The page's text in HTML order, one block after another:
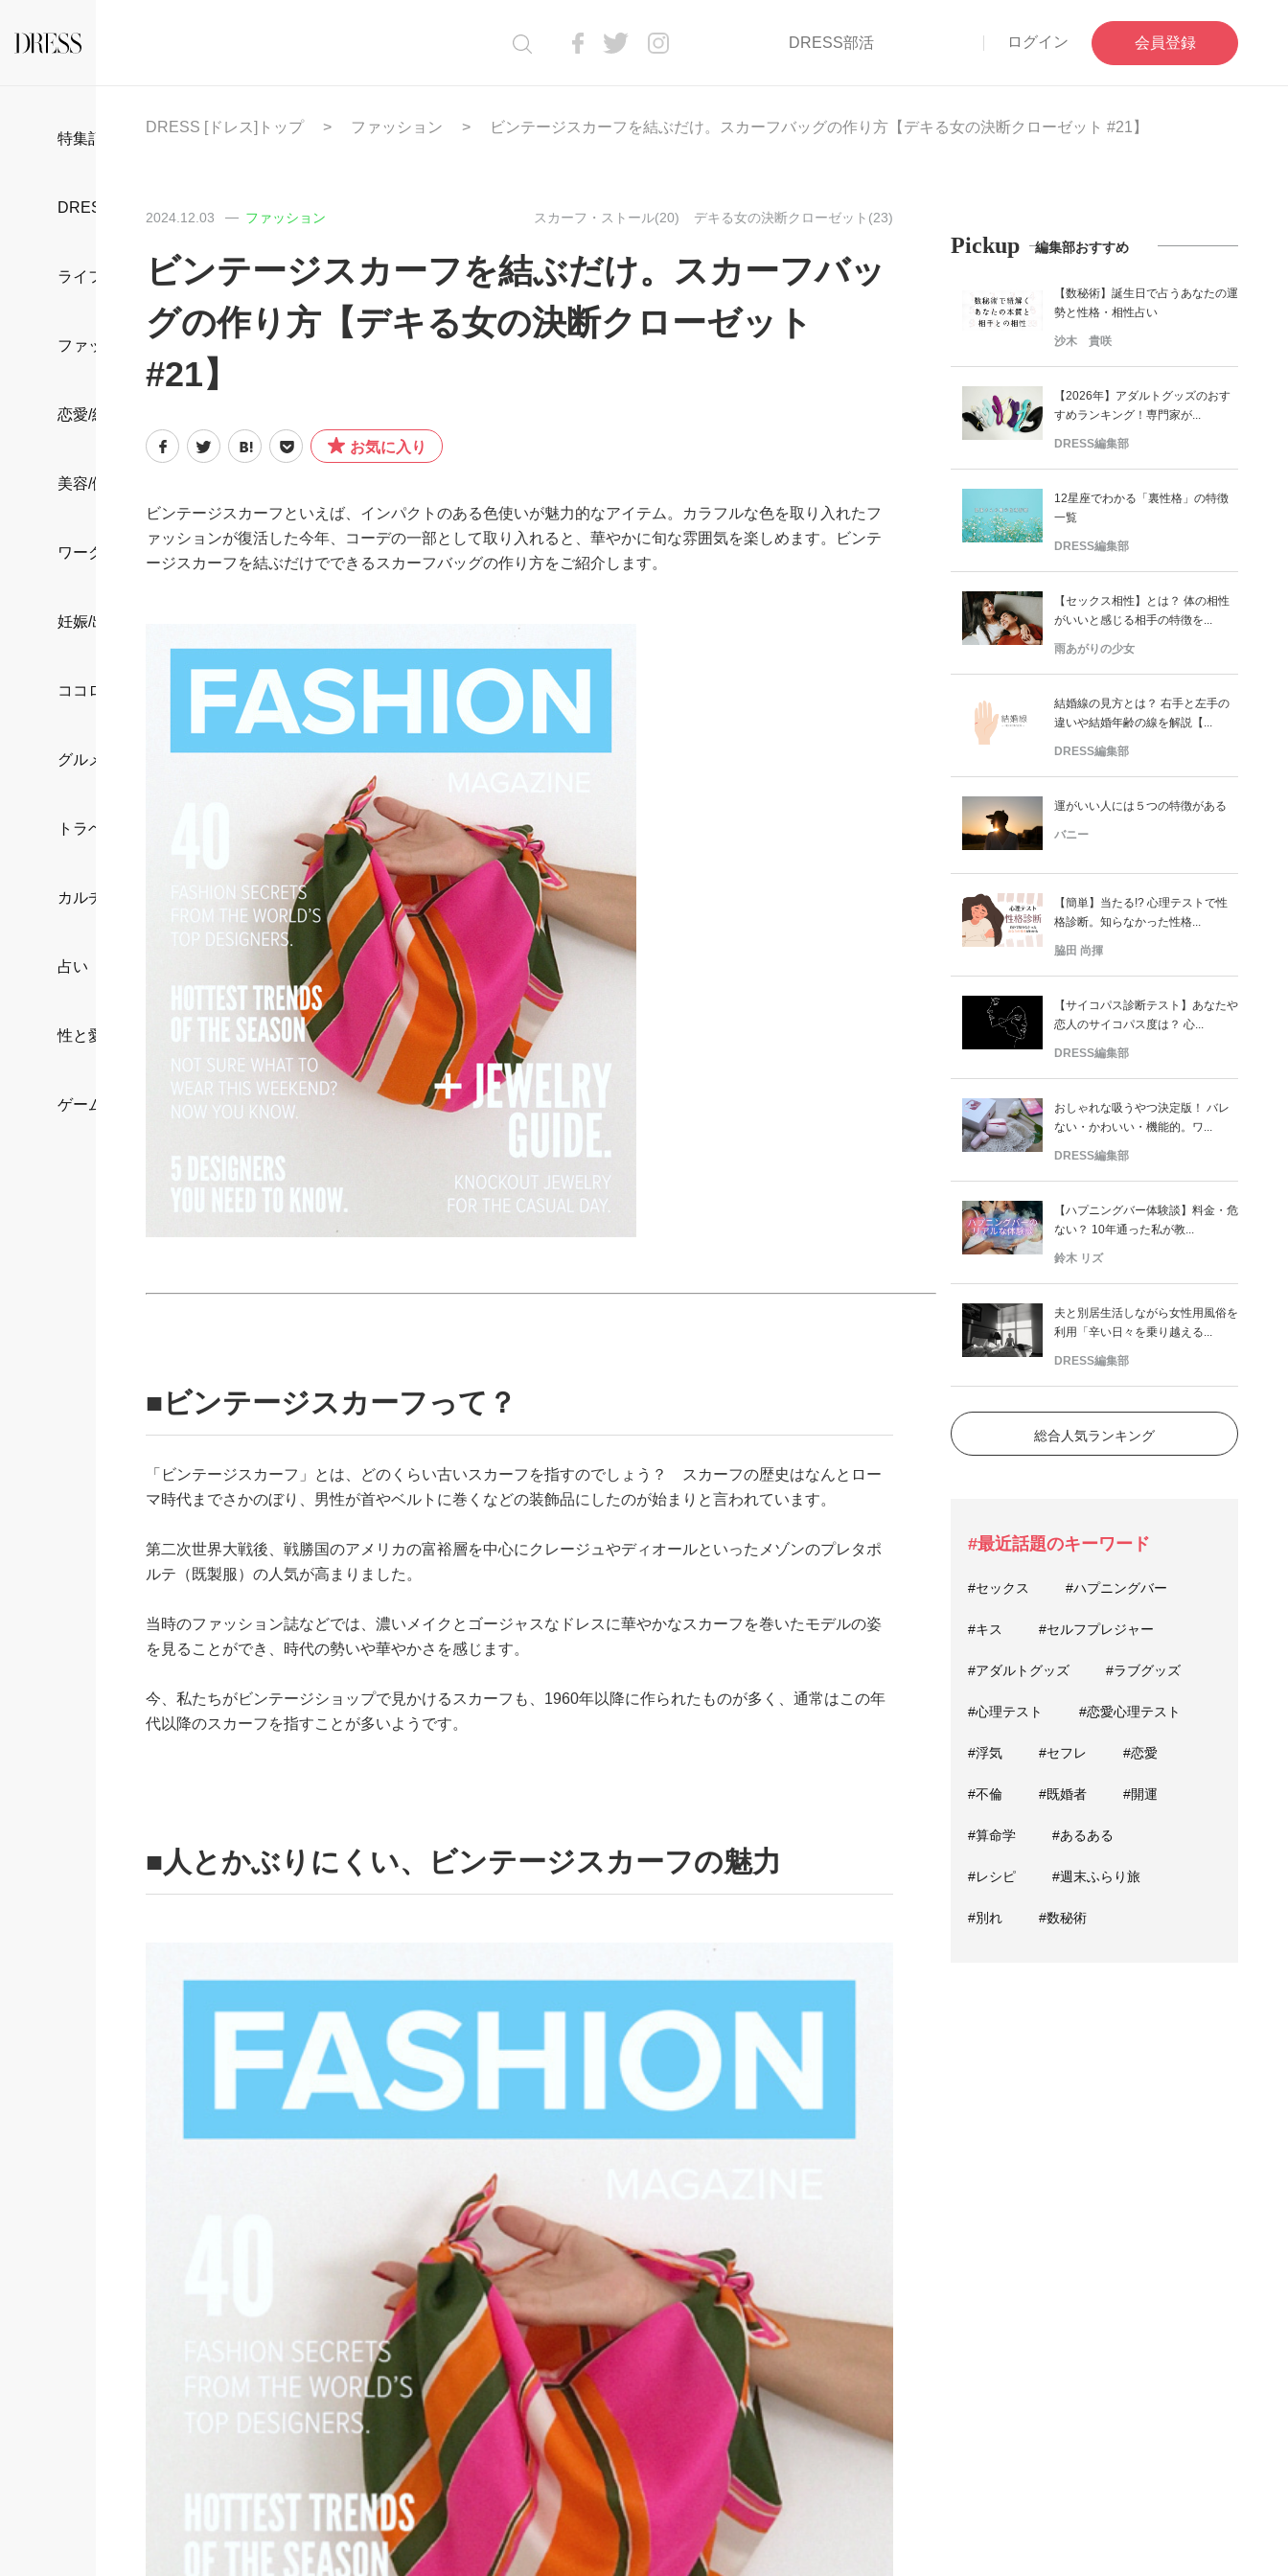
DRESS部活 ログイン 会員登録
特集記事
DRESS部活
ライフスタイル
ファッション
恋愛/結婚/離婚
美容/健康
ワークスタイル
妊娠/出産/家族
ココロ/カラダ
グルメ
トラベル
カルチャー/エンタメ
占い
性と愛
ゲーム
DRESS [ドレス]トップ ファッション ビンテージスカーフを結ぶだけ。スカーフバッグの作り方【デキる女の決断クローゼット #21】
2024.12.03 ファッション スカーフ・ストール(20) デキる女の決断クローゼット(23)
ビンテージスカーフを結ぶだけ。スカーフバッ
グの作り方【デキる女の決断クローゼット
#21】
お気に入り
ビンテージスカーフといえば、インパクトのある色使いが魅力的なアイテム。カラフルな色を取り入れたフ
ァッションが復活した今年、コーデの一部として取り入れると、華やかに旬な雰囲気を楽しめます。ビンテ
ージスカーフを結ぶだけでできるスカーフバッグの作り方をご紹介します。
■ビンテージスカーフって？
「ビンテージスカーフ」とは、どのくらい古いスカーフを指すのでしょう？ スカーフの歴史はなんとロー
マ時代までさかのぼり、男性が首やベルトに巻くなどの装飾品にしたのが始まりと言われています。
第二次世界大戦後、戦勝国のアメリカの富裕層を中心にクレージュやディオールといったメゾンのプレタポ
ルテ（既製服）の人気が高まりました。
当時のファッション誌などでは、濃いメイクとゴージャスなドレスに華やかなスカーフを巻いたモデルの姿
を見ることができ、時代の勢いや華やかさを感じます。
今、私たちがビンテージショップで見かけるスカーフも、1960年以降に作られたものが多く、通常はこの年
代以降のスカーフを指すことが多いようです。
■人とかぶりにくい、ビンテージスカーフの魅力
Pickup 編集部おすすめ
【数秘術】誕生日で占うあなたの運
勢と性格・相性占い
沙木 貴咲
【2026年】アダルトグッズのおす
すめランキング！専門家が...
DRESS編集部
12星座でわかる「裏性格」の特徴
一覧
DRESS編集部
【セックス相性】とは？ 体の相性
がいいと感じる相手の特徴を...
雨あがりの少女
結婚線の見方とは？ 右手と左手の
違いや結婚年齢の線を解説【...
DRESS編集部
運がいい人には５つの特徴がある
バニー
【簡単】当たる!? 心理テストで性
格診断。知らなかった性格...
脇田 尚揮
【サイコパス診断テスト】あなたや
恋人のサイコパス度は？ 心...
DRESS編集部
おしゃれな吸うやつ決定版！ バレ
ない・かわいい・機能的。ワ...
DRESS編集部
【ハプニングバー体験談】料金・危
ない？ 10年通った私が教...
鈴木 リズ
夫と別居生活しながら女性用風俗を
利用「辛い日々を乗り越える...
DRESS編集部
総合人気ランキング
#最近話題のキーワード
#セックス #ハプニングバー
#キス #セルフプレジャー
#アダルトグッズ #ラブグッズ
#心理テスト #恋愛心理テスト
#浮気 #セフレ #恋愛
#不倫 #既婚者 #開運
#算命学 #あるある
#レシピ #週末ふらり旅
#別れ #数秘術